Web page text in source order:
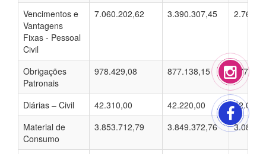
Vencimentos e
Vantagens
Fixas - Pessoal
Civil
7.060.202,62 3.390.307,45
Obrigações
Patronais
978.429,08 877.138,15
Diárias – Civil 42.310,00 42.220,00
Material de
Consumo
3.853.712,79 3.849.372,76